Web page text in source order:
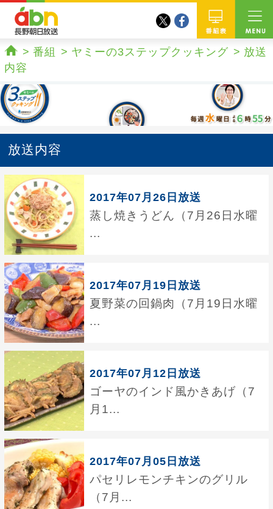
番組
twitterfacebook
ホーム
番組 ヤミーの3ステップクッキング
放送
内容
放送内容
2017年07月26日放送
蒸し焼きうどん（7月26日水曜
...
2017年07月19日放送
夏野菜の回鍋肉（7月19日水曜
...
2017年07月12日放送
ゴーヤのインド風かきあげ（7
月1...
2017年07月05日放送
パセリレモンチキンのグリル
（7月...